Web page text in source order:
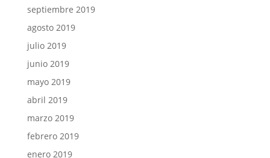
septiembre 2019
agosto 2019
julio 2019
junio 2019
mayo 2019
abril 2019
marzo 2019
febrero 2019
enero 2019